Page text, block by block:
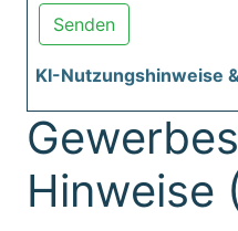
Senden
KI-Nutzungshinweise
Hinweise